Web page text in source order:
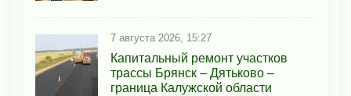
7 августа 2026, 15:27
Капитальный ремонт участков
трассы Брянск – Дятьково –
граница Калужской области